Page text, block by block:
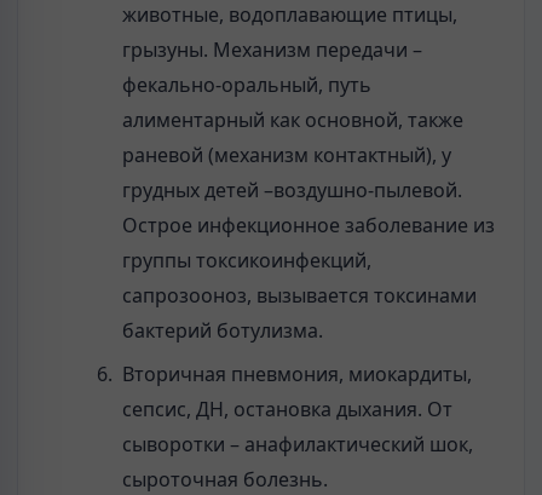
животные, водоплавающие птицы,
грызуны. Механизм передачи –
фекально-оральный, путь
алиментарный как основной, также
раневой (механизм контактный), у
грудных детей –воздушно-пылевой.
Острое инфекционное заболевание из
группы токсикоинфекций,
сапрозооноз, вызывается токсинами
бактерий ботулизма.
Вторичная пневмония, миокардиты,
сепсис, ДН, остановка дыхания. От
сыворотки – анафилактический шок,
сыроточная болезнь.